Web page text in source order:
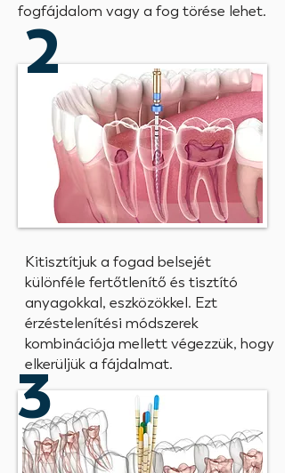
fogfájdalom vagy a fog törése lehet.
2
Kitisztítjuk a fogad belsejét
különféle fertőtlenítő és tisztító
anyagokkal, eszközökkel. Ezt
érzéstelenítési módszerek
kombinációja mellett végezzük, hogy
elkerüljük a fájdalmat.
3